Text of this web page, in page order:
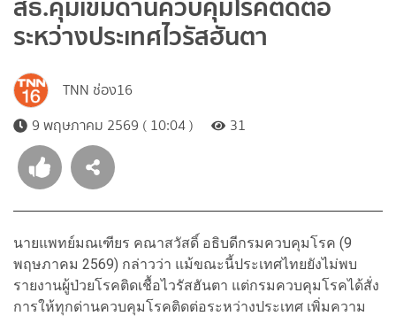
ระหว่างประเทศไวรัสฮันตา
TNN ช่อง16
9 พฤษภาคม 2569 ( 10:04 )
31
นายแพทย์มณเฑียร คณาสวัสดิ์ อธิบดีกรมควบคุมโรค (9
พฤษภาคม 2569) กล่าวว่า แม้ขณะนี้ประเทศไทยยังไม่พบ
รายงานผู้ป่วยโรคติดเชื้อไวรัสฮันตา แต่กรมควบคุมโรคได้สั่ง
การให้ทุกด่านควบคุมโรคติดต่อระหว่างประเทศ เพิ่มความ